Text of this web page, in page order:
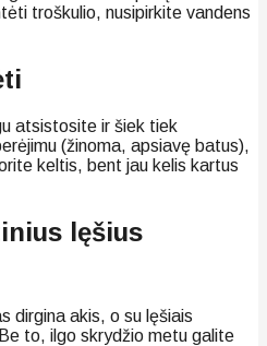
troškulio, nusipirkite vandens
atsistosite ir šiek tiek
(žinoma, apsiavę batus),
keltis, bent jau kelis kartus
lęšius
dirgina akis, o su lęšiais
to, ilgo skrydžio metu galite